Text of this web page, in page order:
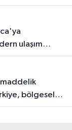
ulaşım
bölgesel